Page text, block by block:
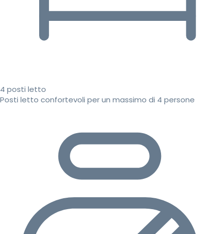
4 posti letto
Posti letto confortevoli per un massimo di 4 persone